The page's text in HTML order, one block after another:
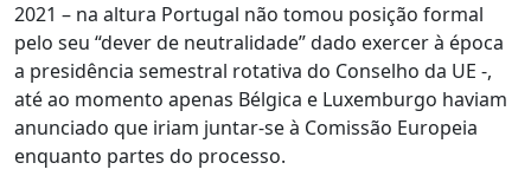
2021 – na altura Portugal não tomou posição formal
pelo seu “dever de neutralidade” dado exercer à época
a presidência semestral rotativa do Conselho da UE -,
até ao momento apenas Bélgica e Luxemburgo haviam
anunciado que iriam juntar-se à Comissão Europeia
enquanto partes do processo.